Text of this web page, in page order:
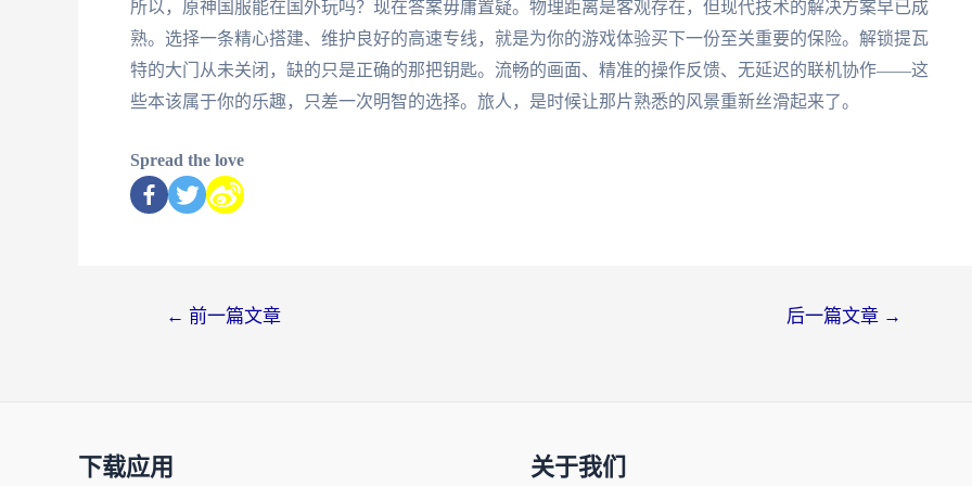
所以，原神国服能在国外玩吗？现在答案毋庸置疑。物理距离是客观存在，但现代技术的解决方案早已成
熟。选择一条精心搭建、维护良好的高速专线，就是为你的游戏体验买下一份至关重要的保险。解锁提瓦
特的大门从未关闭，缺的只是正确的那把钥匙。流畅的画面、精准的操作反馈、无延迟的联机协作——这
些本该属于你的乐趣，只差一次明智的选择。旅人，是时候让那片熟悉的风景重新丝滑起来了。
Spread the love
← 前一篇文章 后一篇文章 →
下载应用 关于我们